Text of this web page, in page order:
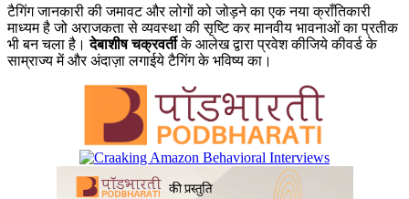
टैगिंग जानकारी की जमावट और लोगों को जोड़ने का एक नया क्राँतिकारी
माध्यम है जो अराजकता से व्यवस्था की सृष्टि कर मानवीय भावनाओं का प्रतीक
भी बन चला है।देबाशीष चक्रवर्तीके आलेख द्वारा प्रवेश कीजिये कीवर्ड के
साम्राज्य में और अंदाज़ा लगाईये टैगिंग के भविष्य का।